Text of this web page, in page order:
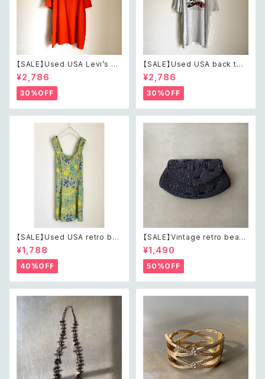
【SALE】Used USA Levi’s su
nrise design orange t shirt
レトロ アメリカ ユーズド 古着
リーバイス サンライズ デザイン
オレンジ Tシャツ XXL
¥2,786
30%OFF
【SALE】Used USA back to t
he 80s car design t shirt レ
トロ アメリカ ユーズド 古着 カ
ーデザイン ライトグレー Tシャ
ツ XXL
¥2,786
30%OFF
【SALE】Used USA retro bot
anical flower salopette sh
ort pants レトロ アメリカ ユー
ズド 古着 ライトグリーン ボタニ
カル フラワー サロペット ショー
トパンツ
¥1,788
40%OFF
【SALE】Vintage retro bead
s embroidery navy blue po
uch レトロ ヴィンテージ ホワイ
ト ビーズ刺繍 ネイビー 紺色 ポ
ーチ
¥1,490
50%OFF